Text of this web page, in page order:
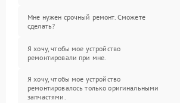
Мне нужен срочный ремонт. Сможете
сделать?
Я хочу, чтобы мое устройство
ремонтировали при мне.
Я хочу, чтобы мое устройство
ремонтировалось только оригинальными
запчастями.